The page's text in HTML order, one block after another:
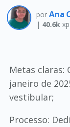
por Ana
| 40.6k
Metas claras:
janeiro de
vestibular;
Processo: